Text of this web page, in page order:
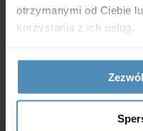
otrzymanymi od Ciebie
korzystania z ich usług.
przeznaczony tylko do
sprężyn otwierających).